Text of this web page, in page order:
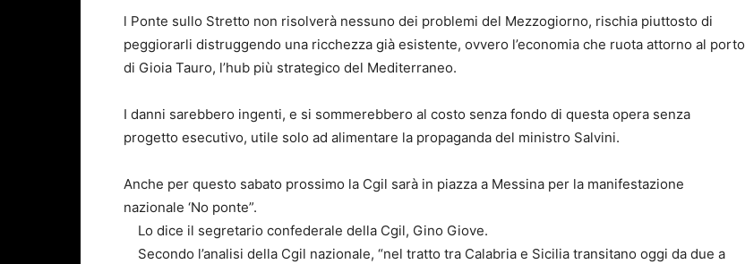
l Ponte sullo Stretto non risolverà nessuno dei problemi del Mezzogiorno, rischia piuttosto di
peggiorarli distruggendo una ricchezza già esistente, ovvero l’economia che ruota attorno al porto
di Gioia Tauro, l’hub più strategico del Mediterraneo.
I danni sarebbero ingenti, e si sommerebbero al costo senza fondo di questa opera senza
progetto esecutivo, utile solo ad alimentare la propaganda del ministro Salvini.
Anche per questo sabato prossimo la Cgil sarà in piazza a Messina per la manifestazione
nazionale ‘No ponte”.
Lo dice il segretario confederale della Cgil, Gino Giove.
Secondo l’analisi della Cgil nazionale, “nel tratto tra Calabria e Sicilia transitano oggi da due a